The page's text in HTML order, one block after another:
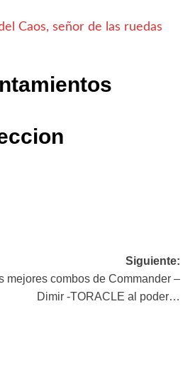
Caos, señor de las ruedas
Siguiente:
mejores combos de Commander –
Dimir -TORACLE al poder…